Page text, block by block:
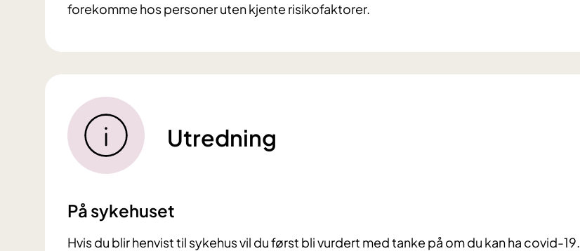
forekomme hos personer uten kjente risikofaktorer.
Utredning
På sykehuset
Hvis du blir henvist til sykehus vil du først bli vurdert med tanke på om du kan ha covid-19.